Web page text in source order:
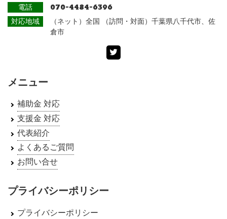
電話
070-4484-6396
対応地域
（ネット）全国 （訪問・対面）千葉県八千代市、佐
倉市
Twitter
メニュー
補助金 対応
支援金 対応
代表紹介
よくあるご質問
お問い合せ
プライバシーポリシー
プライバシーポリシー